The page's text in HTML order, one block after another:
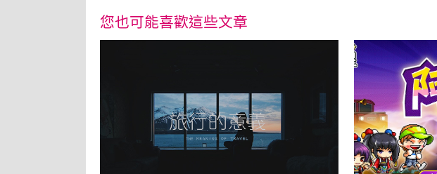
您也可能喜歡這些文章